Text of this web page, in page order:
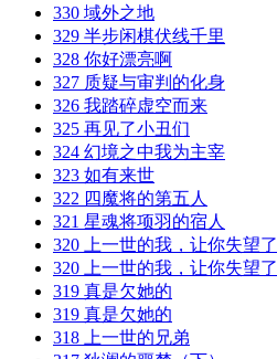
330 域外之地
329 半步闲棋伏线千里
328 你好漂亮啊
327 质疑与审判的化身
326 我踏碎虚空而来
325 再见了小丑们
324 幻境之中我为主宰
323 如有来世
322 四魔将的第五人
321 星魂将项羽的宿人
320 上一世的我，让你失望了
320 上一世的我，让你失望了
319 真是欠她的
319 真是欠她的
318 上一世的兄弟